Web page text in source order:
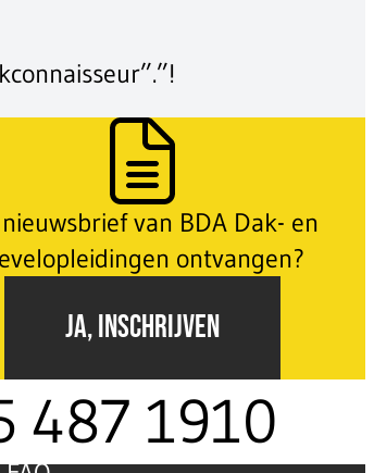
van BDA Dak- en
ontvangen?
JA, INSCHRIJVEN
487 1910